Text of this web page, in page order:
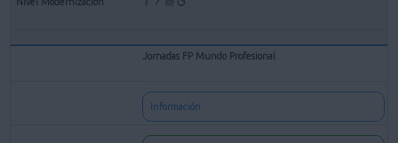
Jornadas FP Mundo Profesional
Información